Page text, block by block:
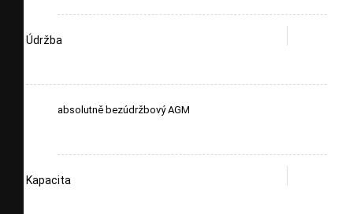
Údržba
absolutně bezúdržbový AGM
Kapacita